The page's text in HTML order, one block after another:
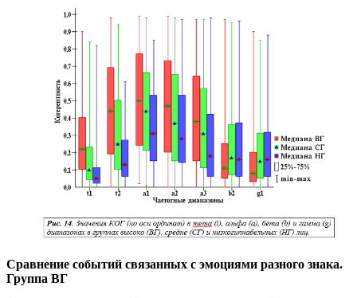
Сравнение событий связанных с эмоциями разного знака.
Группа ВГ